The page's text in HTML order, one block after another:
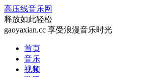
高压线音乐网
释放如此轻松
gaoyaxian.cc 享受浪漫音乐时光
首页
音乐
视频